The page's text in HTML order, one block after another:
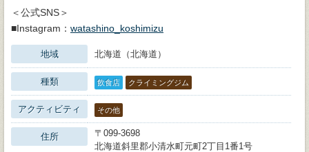
＜公式SNS＞
■Instagram： watashino_koshimizu
地域 北海道（北海道）
種類 飲食店 クライミングジム
アクティビティ その他
住所
〒099-3698
北海道斜里郡小清水町元町2丁目1番1号